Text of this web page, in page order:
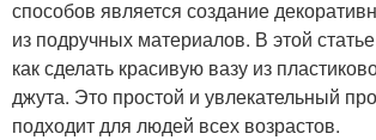
способов является создание
из подручных материалов. В этой
как сделать красивую вазу из
джута. Это простой и увлекательный
подходит для людей всех возрастов.